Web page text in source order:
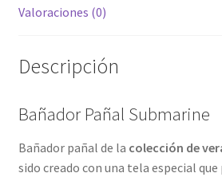
Valoraciones (0)
Descripción
Bañador Pañal Submarine
Bañador pañal de la colección de
sido creado con una tela especial